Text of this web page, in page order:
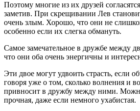
Поэтому многие из их друзей
заметив. При скрещивании Лев
очень злым. Хорошо, что они не
особенно если их слегка обмануть.
Самое замечательное в дружбе между
что они оба очень энергичны и
Эти двое могут удвоить страсть, если
говоря уже о том, сколько волнения и
привносит в дружбу между ними. Можно
прочная, даже если немного ухабистая.